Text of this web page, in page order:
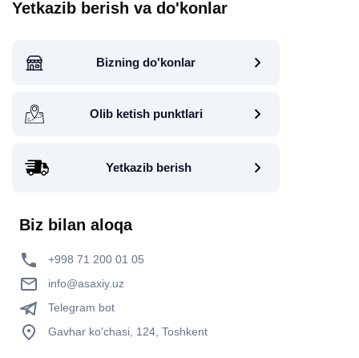
Yetkazib berish va do'konlar
Bizning do'konlar
Olib ketish punktlari
Yetkazib berish
Biz bilan aloqa
+998 71 200 01 05
info@asaxiy.uz
Telegram bot
Gavhar ko'chasi, 124, Toshkent